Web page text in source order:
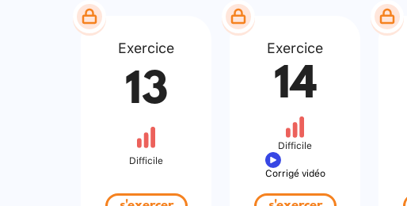
Exercice
13
Difficile
Exercice
14
Difficile
Corrigé vidéo